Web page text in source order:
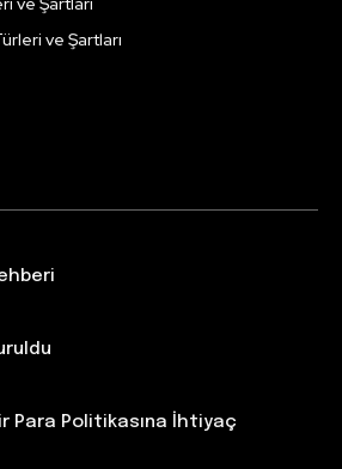
ve Şartları
Para Politikasına İhtiyaç